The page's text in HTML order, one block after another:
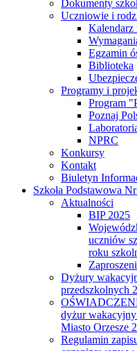
Dokumenty
Uczniowie i
Kalendarz
Egzamin
Biblioteka
Programy i
Program
Poznaj
NPRC
Konkursy
Kontakt
Biuletyn
Szkoła Podstawowa
Aktualności
BIP 2025
uczniów
roku
Dyżury
przedszkolnych
dyżur
Miasto Orzesze
Regulamin